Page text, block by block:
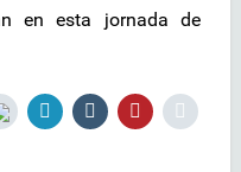
en esta jornada de